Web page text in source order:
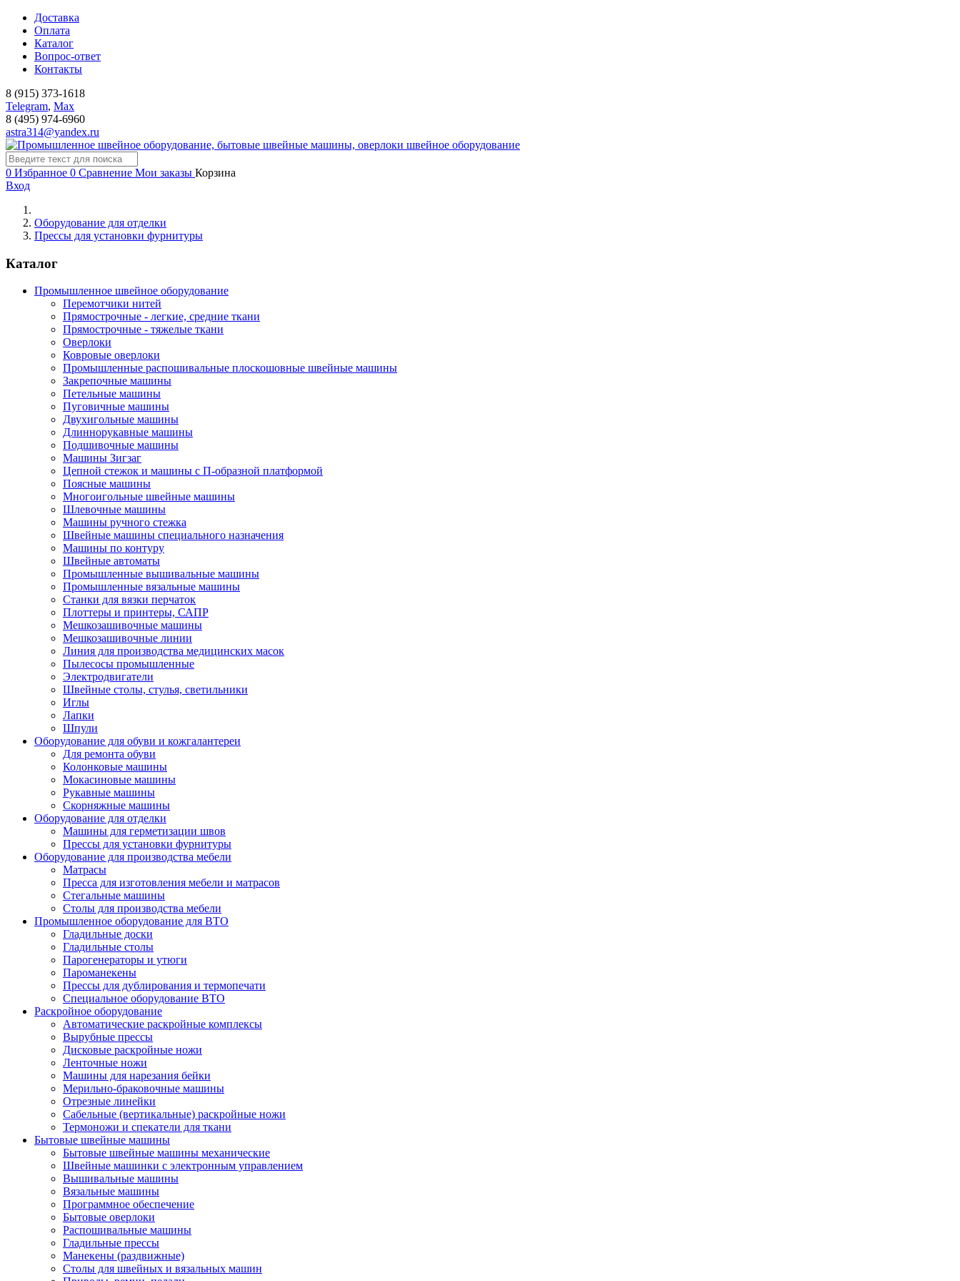
Доставка
Оплата
Каталог
Вопрос-ответ
Контакты
8 (915) 373-1618
Telegram, Мах
8 (495) 974-6960
astra314@yandex.ru
швейное оборудование
0 Избранное 0 Сравнение Мои заказы Корзина
Вход
Оборудование для отделки
Прессы для установки фурнитуры
Каталог
Промышленное швейное оборудование
Перемотчики нитей
Прямострочные - легкие, средние ткани
Прямострочные - тяжелые ткани
Оверлоки
Ковровые оверлоки
Промышленные распошивальные плоскошовные швейные машины
Закрепочные машины
Петельные машины
Пуговичные машины
Двухигольные машины
Длиннорукавные машины
Подшивочные машины
Машины Зигзаг
Цепной стежок и машины с П-образной платформой
Поясные машины
Многоигольные швейные машины
Шлевочные машины
Машины ручного стежка
Швейные машины специального назначения
Машины по контуру
Швейные автоматы
Промышленные вышивальные машины
Промышленные вязальные машины
Станки для вязки перчаток
Плоттеры и принтеры, САПР
Мешкозашивочные машины
Мешкозашивочные линии
Линия для производства медицинских масок
Пылесосы промышленные
Электродвигатели
Швейные столы, стулья, светильники
Иглы
Лапки
Шпули
Оборудование для обуви и кожгалантереи
Для ремонта обуви
Колонковые машины
Мокасиновые машины
Рукавные машины
Скорняжные машины
Оборудование для отделки
Машины для герметизации швов
Прессы для установки фурнитуры
Оборудование для производства мебели
Матрасы
Пресса для изготовления мебели и матрасов
Стегальные машины
Столы для производства мебели
Промышленное оборудование для ВТО
Гладильные доски
Гладильные столы
Парогенераторы и утюги
Пароманекены
Прессы для дублирования и термопечати
Специальное оборудование ВТО
Раскройное оборудование
Автоматические раскройные комплексы
Вырубные прессы
Дисковые раскройные ножи
Ленточные ножи
Машины для нарезания бейки
Мерильно-браковочные машины
Отрезные линейки
Сабельные (вертикальные) раскройные ножи
Термоножи и спекатели для ткани
Бытовые швейные машины
Бытовые швейные машины механические
Швейные машинки с электронным управлением
Вышивальные машины
Вязальные машины
Программное обеспечение
Бытовые оверлоки
Распошивальные машины
Гладильные прессы
Манекены (раздвижные)
Столы для швейных и вязальных машин